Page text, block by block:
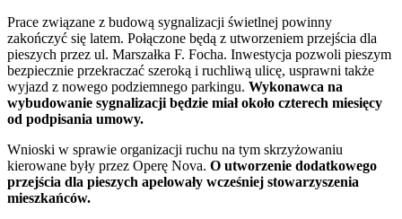
Prace związane z budową sygnalizacji świetlnej powinny
zakończyć się latem. Połączone będą z utworzeniem przejścia dla
pieszych przez ul. Marszałka F. Focha. Inwestycja pozwoli pieszym
bezpiecznie przekraczać szeroką i ruchliwą ulicę, usprawni także
wyjazd z nowego podziemnego parkingu. Wykonawca na
wybudowanie sygnalizacji będzie miał około czterech miesięcy
od podpisania umowy.
Wnioski w sprawie organizacji ruchu na tym skrzyżowaniu
kierowane były przez Operę Nova. O utworzenie dodatkowego
przejścia dla pieszych apelowały wcześniej stowarzyszenia
mieszkańców.